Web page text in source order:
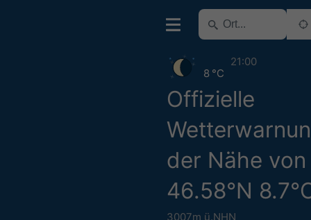
Offizielle
der Nähe von
46.58°N
3007m ü.NHN
8 °C
21:00